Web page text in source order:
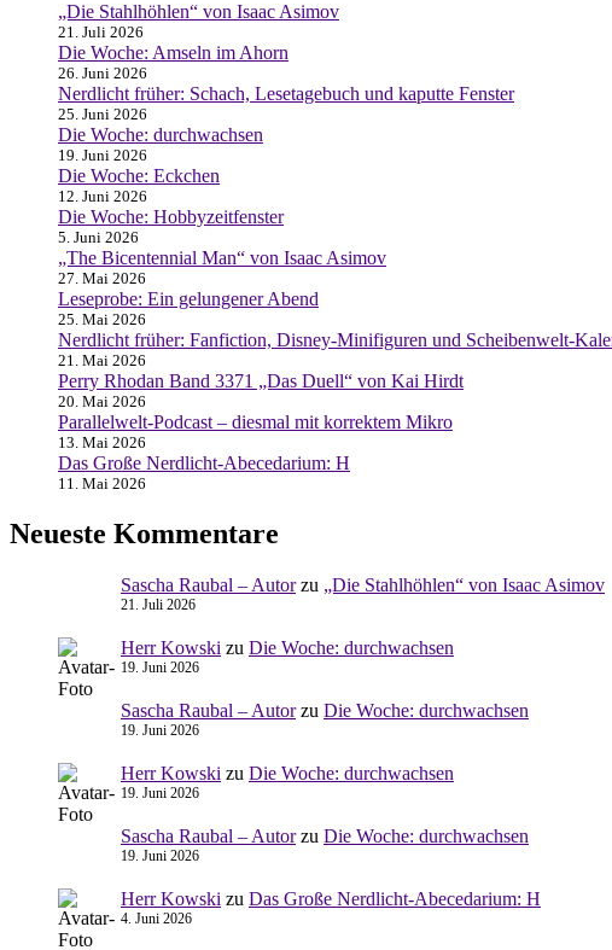
„Die Stahlhöhlen“ von Isaac Asimov
21. Juli 2026
Die Woche: Amseln im Ahorn
26. Juni 2026
Nerdlicht früher: Schach, Lesetagebuch und kaputte Fenster
25. Juni 2026
Die Woche: durchwachsen
19. Juni 2026
Die Woche: Eckchen
12. Juni 2026
Die Woche: Hobbyzeitfenster
5. Juni 2026
„The Bicentennial Man“ von Isaac Asimov
27. Mai 2026
Leseprobe: Ein gelungener Abend
25. Mai 2026
Nerdlicht früher: Fanfiction, Disney-Minifiguren und Scheibenwelt-
21. Mai 2026
Perry Rhodan Band 3371 „Das Duell“ von Kai Hirdt
20. Mai 2026
Parallelwelt-Podcast – diesmal mit korrektem Mikro
13. Mai 2026
Das Große Nerdlicht-Abecedarium: H
11. Mai 2026
Neueste Kommentare
Sascha Raubal – Autorzu „Die Stahlhöhlen“ von Isaac Asimov
21. Juli 2026
Herr Kowski zu Die Woche: durchwachsen
19. Juni 2026
Sascha Raubal – Autorzu Die Woche: durchwachsen
19. Juni 2026
Herr Kowski zu Die Woche: durchwachsen
19. Juni 2026
Sascha Raubal – Autorzu Die Woche: durchwachsen
19. Juni 2026
Herr Kowski zu Das Große Nerdlicht-Abecedarium: H
4. Juni 2026